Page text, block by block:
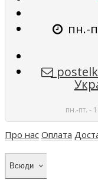
пн.-
пн.-пт. -
Про нас Оплата
Всюди